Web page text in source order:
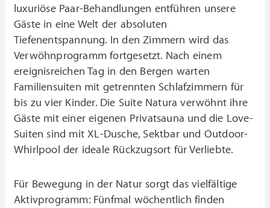
luxuriöse Paar-Behandlungen entführen unsere
Gäste in eine Welt der absoluten
Tiefenentspannung. In den Zimmern wird das
Verwöhnprogramm fortgesetzt. Nach einem
ereignisreichen Tag in den Bergen warten
Familiensuiten mit getrennten Schlafzimmern für
bis zu vier Kinder. Die Suite Natura verwöhnt ihre
Gäste mit einer eigenen Privatsauna und die Love-
Suiten sind mit XL-Dusche, Sektbar und Outdoor-
Whirlpool der ideale Rückzugsort für Verliebte.
Für Bewegung in der Natur sorgt das vielfältige
Aktivprogramm: Fünfmal wöchentlich finden